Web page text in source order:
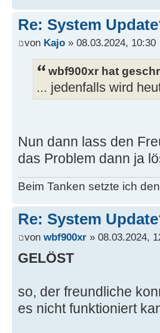
Re: System
von Kajo » 08.03.2024, 10:30
wbf900xr hat
... jedenfalls wird
Nun dann lass den
das Problem dann ja
Beim Tanken setzte ich
Re: System
von wbf900xr » 08.03.2024,
GELÖST
so, der freundliche
es nicht funktioniert